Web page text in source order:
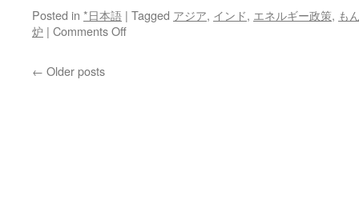
Posted in *日本語 | Tagged アジア, インド, エネルギー政策, も
炉 | Comments Offon
← Older posts